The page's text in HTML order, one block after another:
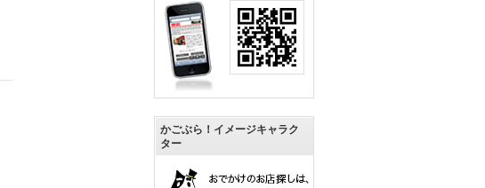
かごぶら！イメージキャラク
ター